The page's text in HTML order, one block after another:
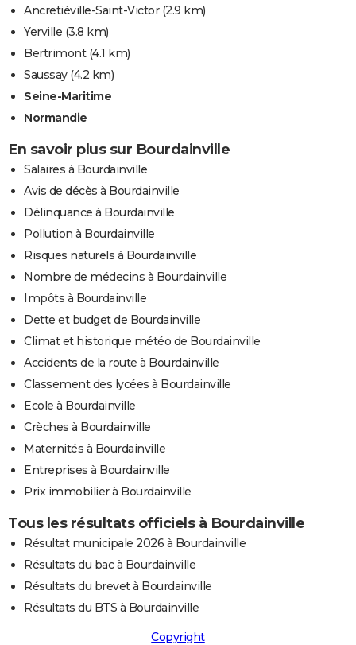
Ancretiéville-Saint-Victor(2.9 km)
Yerville (3.8 km)
Bertrimont(4.1 km)
Saussay(4.2 km)
Seine-Maritime
Normandie
En savoir plus sur Bourdainville
Salaires à Bourdainville
Avis de décès à Bourdainville
Délinquance à Bourdainville
Pollution à Bourdainville
Risques naturels à Bourdainville
Nombre de médecins à Bourdainville
Impôts à Bourdainville
Dette et budget de Bourdainville
Climat et historique météo de Bourdainville
Accidents de la route à Bourdainville
Classement des lycées à Bourdainville
Ecole à Bourdainville
Crèches à Bourdainville
Maternités à Bourdainville
Entreprises à Bourdainville
Prix immobilier à Bourdainville
Tous les résultats officiels à Bourdainville
Résultat municipale 2026 à Bourdainville
Résultats du bac à Bourdainville
Résultats du brevet à Bourdainville
Résultats du BTS à Bourdainville
Copyright